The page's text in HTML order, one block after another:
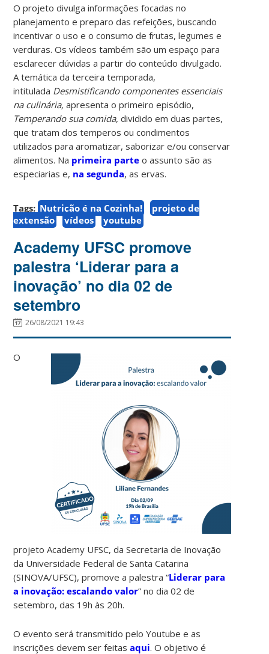
O projeto divulga informações focadas no
planejamento e preparo das refeições, buscando
incentivar o uso e o consumo de frutas, legumes e
verduras. Os vídeos também são um espaço para
esclarecer dúvidas a partir do conteúdo divulgado.
A temática da terceira temporada,
intitulada Desmistificando componentes essenciais
na culinária,apresenta o primeiro episódio,
Temperando sua comida, dividido em duas partes,
que tratam dos temperos ou condimentos
utilizados para aromatizar, saborizar e/ou conservar
alimentos. Na primeira parte o assunto são as
especiarias e, na segunda, as ervas.
Tags: Nutrição é na Cozinha!
projeto de
extensão
vídeos youtube
Academy UFSC promove
palestra ‘Liderar para a
inovação’ no dia 02 de
setembro
26/08/2021 19:43
O
projeto Academy UFSC, da Secretaria de Inovação
da Universidade Federal de Santa Catarina
(SINOVA/UFSC), promove a palestra “Liderar para
a inovação: escalando valor” no dia 02 de
setembro, das 19h às 20h.
O evento será transmitido pelo Youtube e as
inscrições devem ser feitasaqui. O objetivo é